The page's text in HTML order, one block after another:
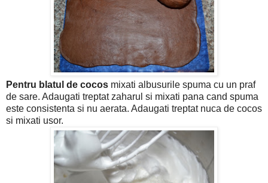
Pentru blatul de cocos mixati albusurile spuma cu un praf
de sare. Adaugati treptat zaharul si mixati pana cand spuma
este consistenta si nu aerata. Adaugati treptat nuca de cocos
si mixati usor.